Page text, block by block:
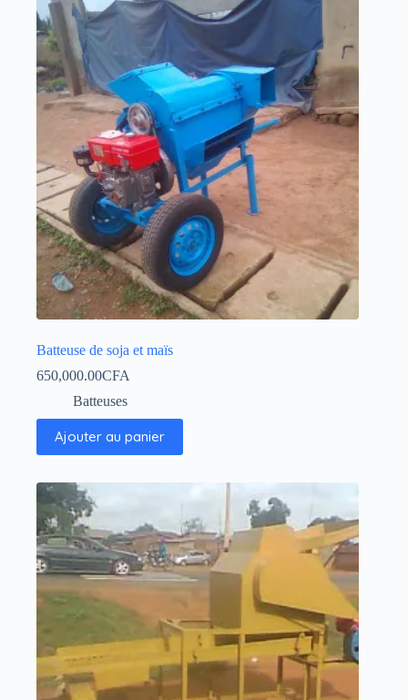
Batteuse de soja et maïs
650,000.00CFA
Batteuses
Ajouter au panier